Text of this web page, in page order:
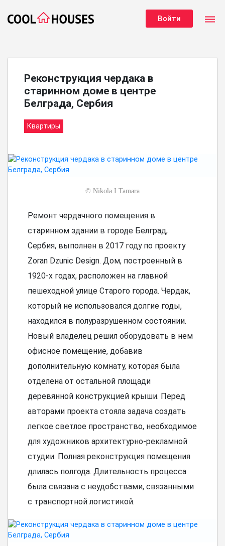
Войти dehaze
Реконструкция чердака в
старинном доме в центре
Белграда, Сербия
Квартиры
© Nikola I Tamara
Ремонт чердачного помещения в
старинном здании в городе Белград,
Сербия, выполнен в 2017 году по проекту
Zoran Dzunic Design. Дом, построенный в
1920-х годах, расположен на главной
пешеходной улице Старого города. Чердак,
который не использовался долгие годы,
находился в полуразрушенном состоянии.
Новый владелец решил оборудовать в нем
офисное помещение, добавив
дополнительную комнату, которая была
отделена от остальной площади
деревянной конструкцией крыши. Перед
авторами проекта стояла задача создать
легкое светлое пространство, необходимое
для художников архитектурно-рекламной
студии. Полная реконструкция помещения
длилась полгода. Длительность процесса
была связана с неудобствами, связанными
с транспортной логистикой.